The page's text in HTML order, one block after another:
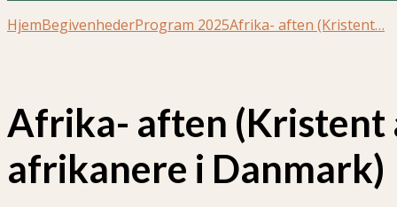
HjemBegivenhederProgram 2025Afrika- aften (Kristent…
Afrika- aften (Kristent
afrikanere i Danmark)